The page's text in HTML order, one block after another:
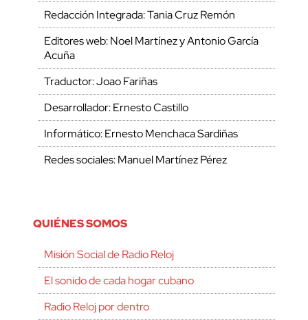
Redacción Integrada: Tania Cruz Remón
Editores web: Noel Martínez y Antonio García
Acuña
Traductor: Joao Fariñas
Desarrollador: Ernesto Castillo
Informático: Ernesto Menchaca Sardiñas
Redes sociales: Manuel Martínez Pérez
QUIÉNES SOMOS
Misión Social de Radio Reloj
El sonido de cada hogar cubano
Radio Reloj por dentro